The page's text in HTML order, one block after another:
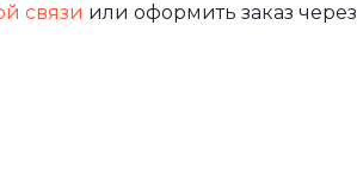
связи или оформить заказ через